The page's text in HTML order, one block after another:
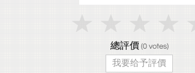
總評價 (0votes)
我要给予評價